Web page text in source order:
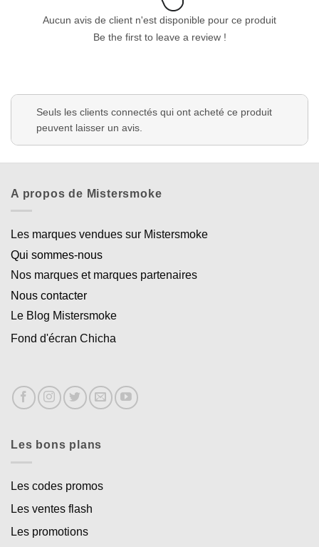
Aucun avis de client n'est disponible pour ce produit
Be the first to leave a review !
Seuls les clients connectés qui ont acheté ce produit
peuvent laisser un avis.
A propos de Mistersmoke
Les marques vendues sur Mistersmoke
Qui sommes-nous
Nos marques et marques partenaires
Nous contacter
Le Blog Mistersmoke
Fond d'écran Chicha
Les bons plans
Les codes promos
Les ventes flash
Les promotions